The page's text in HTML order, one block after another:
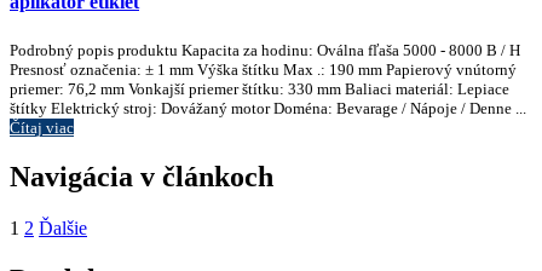
Podrobný popis produktu Kapacita za hodinu: Oválna fľaša 5000 - 8000 B / H
Presnosť označenia: ± 1 mm Výška štítku Max .: 190 mm Papierový vnútorný
priemer: 76,2 mm Vonkajší priemer štítku: 330 mm Baliaci materiál: Lepiace
štítky Elektrický stroj: Dovážaný motor Doména: Bevarage / Nápoje / Denne ...
Čítaj viac
Navigácia v článkoch
1 2 Ďalšie